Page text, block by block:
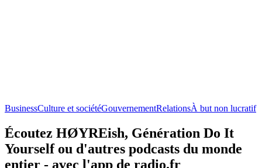
BusinessCulture et sociétéGouvernementRelationsÀ but non lucratif
Écoutez HØYREish, Génération Do It
Yourself ou d'autres podcasts du monde
entier - avec l'app de radio.fr